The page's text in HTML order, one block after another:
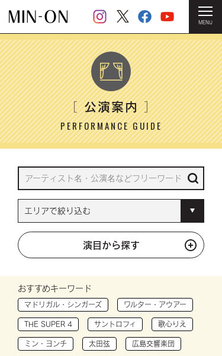
MENU
HOME ＞ 公演案内
［公演案内］
PERFORMANCE GUIDE
演目から探す
おすすめキーワード
マドリガル・シンガーズ ワルター・アウアー
THE SUPER 4 サントロフィ 歌心りえ
ミン・ヨンチ 太田弦 広島交響楽団